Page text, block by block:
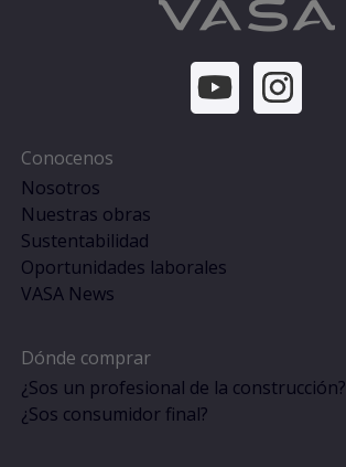
Conocenos
Nosotros
Nuestras obras
Sustentabilidad
Oportunidades laborales
VASA News
Dónde comprar
¿Sos un profesional de la construcción?
¿Sos consumidor final?